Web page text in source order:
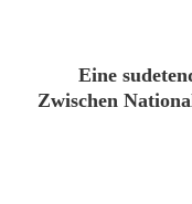
Eine
Zwischen